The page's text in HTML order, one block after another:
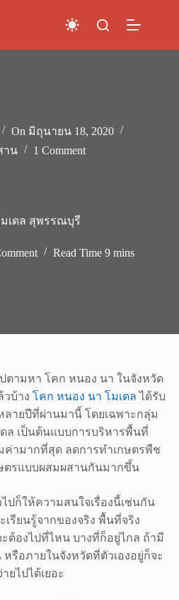
On มิถุนายน 18, 2020
าน 1 Comment
เดล สุพรรณบุรี
Read Time 9 mins
ตามหา โคก หนอง นา ในจังหวัด
บ้าง โคก หนอง นา โมเดล ได้รับ
ายปีที่ผ่านมานี้ โดยเฉพาะกลุ่ม
ล เป็นต้นแบบการบริหารพื้นที่
ค่ามากที่สุด ลดการทำเกษตรพืช
ษตรแบบผสมผสานกันมากขึ้น
ปก็ให้ความสนใจเรื่องนี้เช่นกัน
รียนรู้จากของจริง พื้นที่จริง
ต้องไปที่ไหน บางที่ก็อยู่ไกล ถ้ามี
รือภายในจังหวัดที่ตัวเองอยู่ก็จะ
ยไปได้เยอะ